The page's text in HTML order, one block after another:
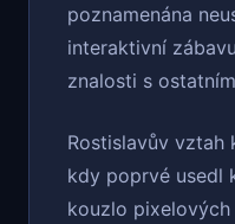
poznamenána
interaktivní
znalosti s
Rostislavův vztah
kdy poprvé usedl
kouzlo